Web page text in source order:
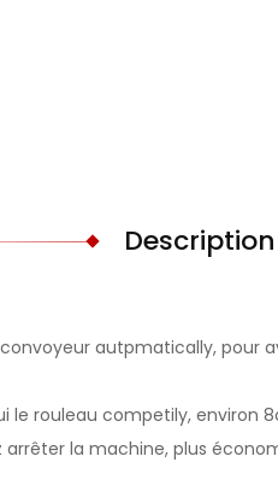
autpmatically, pour
le rouleau competily, environ
arrêter la machine, plus